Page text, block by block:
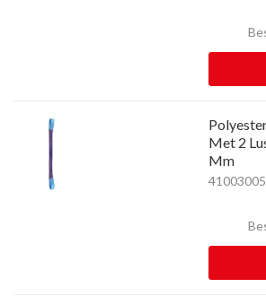
Met 2
Mm
41003005